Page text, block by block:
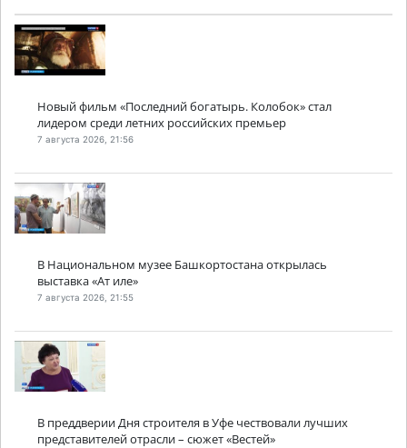
Новый фильм «Последний богатырь. Колобок» стал
лидером среди летних российских премьер
7 августа 2026, 21:56
В Национальном музее Башкортостана открылась
выставка «Ат иле»
7 августа 2026, 21:55
В преддверии Дня строителя в Уфе чествовали лучших
представителей отрасли – сюжет «Вестей»